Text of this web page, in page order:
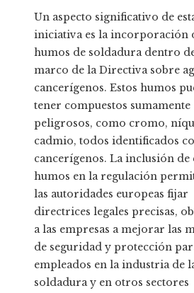
Un aspecto significativo de
iniciativa es la incorporación
humos de soldadura dentro
marco de la Directiva sobre
cancerígenos. Estos humos
tener compuestos sumamente
peligrosos, como cromo,
cadmio, todos identificados
cancerígenos. La inclusión de
humos en la regulación
las autoridades europeas fijar
directrices legales precisas,
a las empresas a mejorar las
de seguridad y protección
empleados en la industria de
soldadura y en otros sectores